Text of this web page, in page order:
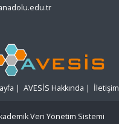
| AVESİS Hakkında | İletişim
Veri Yönetim Sistemi